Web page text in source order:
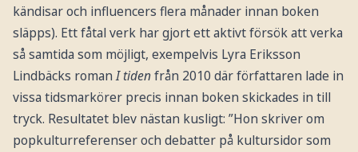
kändisar och influencers flera månader innan boken
släpps). Ett fåtal verk har gjort ett aktivt försök att verka
så samtida som möjligt, exempelvis Lyra Eriksson
Lindbäcks romanI tidenfrån 2010 där författaren lade in
vissa tidsmarkörer precis innan boken skickades in till
tryck. Resultatet blev nästan kusligt: ”Hon skriver om
popkulturreferenser och debatter på kultursidor som